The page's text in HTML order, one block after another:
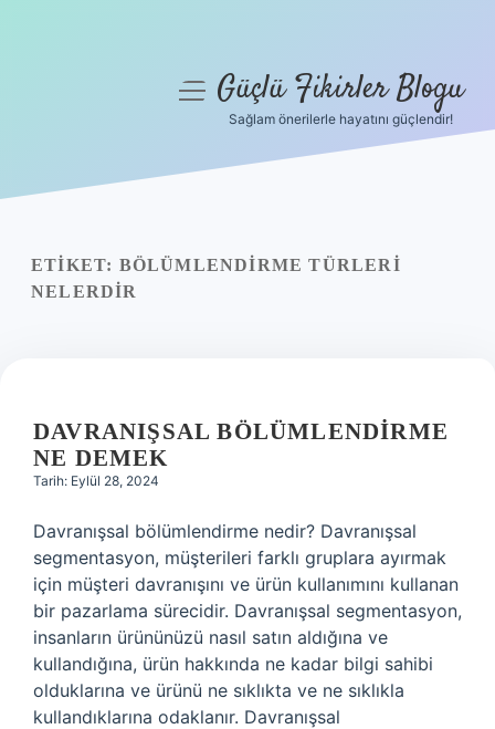
Yasal Uyarı
menüyüGüçlü Fikirler Blogu
Sağlam önerilerle hayatını güçlendir!
ETIKET: BÖLÜMLENDIRME TÜRLERI
NELERDIR
DAVRANIŞSAL BÖLÜMLENDIRME
NE DEMEK
Tarih: Eylül 28, 2024
Davranışsal bölümlendirme nedir? Davranışsal
segmentasyon, müşterileri farklı gruplara ayırmak
için müşteri davranışını ve ürün kullanımını kullanan
bir pazarlama sürecidir. Davranışsal segmentasyon,
insanların ürününüzü nasıl satın aldığına ve
kullandığına, ürün hakkında ne kadar bilgi sahibi
olduklarına ve ürünü ne sıklıkta ve ne sıklıkla
kullandıklarına odaklanır. Davranışsal